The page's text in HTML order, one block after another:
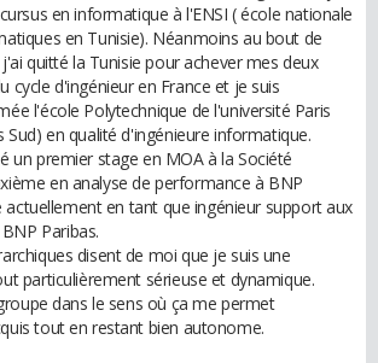
en informatique à l'ENSI ( école nationale
en Tunisie). Néanmoins au bout de
quitté la Tunisie pour achever mes deux
cycle d'ingénieur en France et je suis
l'école Polytechnique de l'université Paris
Sud) en qualité d'ingénieure informatique.
un premier stage en MOA à la Société
en analyse de performance à BNP
actuellement en tant que ingénieur support aux
Paribas.
disent de moi que je suis une
particulièrement sérieuse et dynamique.
dans le sens où ça me permet
tout en restant bien autonome.